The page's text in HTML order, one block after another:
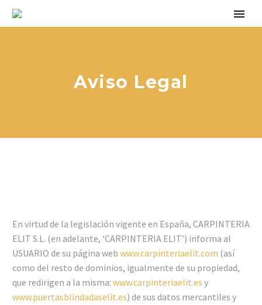
Aviso Legal
En virtud de la legislación vigente en España, CARPINTERIA
ELIT S.L. (en adelante, ‘CARPINTERIA ELIT’) informa al
USUARIO de su página web www.carpinteriaelit.com (así
como del resto de dominios, igualmente de su propiedad,
que redirigen a la misma: www.carpinteriaelit.es y
www.puertasblindadaselit.es) de sus datos mercantiles y